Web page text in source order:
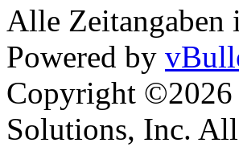
Alle
Powered by
Copyright
Solutions, Inc.